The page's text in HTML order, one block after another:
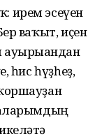
ирем эсеүен
ваҡыт, иҫен
ауырығандан
һис һүҙһеҙ,